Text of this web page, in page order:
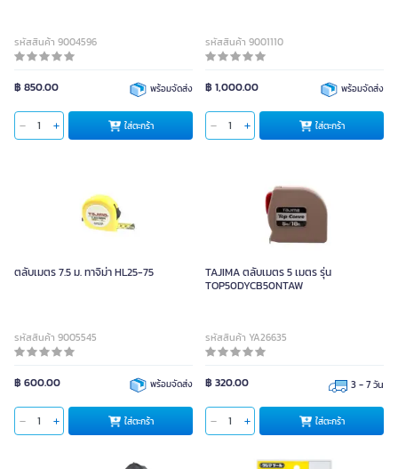
รหัสสินค้า 9004596
฿ 850.00 พร้อมจัดส่ง
ใส่ตะกร้า
รหัสสินค้า 9001110
฿ 1,000.00 พร้อมจัดส่ง
ใส่ตะกร้า
ตลับเมตร 7.5 ม. ทาจิม่า HL25-75
รหัสสินค้า 9005545
฿ 600.00 พร้อมจัดส่ง
ใส่ตะกร้า
TAJIMA ตลับเมตร 5 เมตร รุ่น
TOP50DYCB50NTAW
รหัสสินค้า YA26635
฿ 320.00 3 - 7 วัน
ใส่ตะกร้า